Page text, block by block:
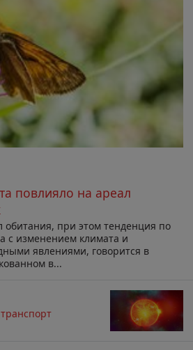
повлияло на ареал
обитания, при этом тенденция по
с изменением климата и
явлениями, говорится в
в...